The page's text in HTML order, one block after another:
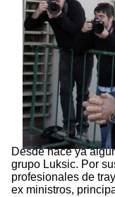
Desde hace ya
grupo Luksic. Por
profesionales de
ex ministros,